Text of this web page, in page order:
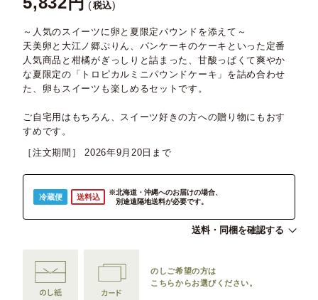
税込
～人気のスイーツに卵と夏限定パウンドを添えて～
天美卵と大江ノ郷ぷりん、パンケーキのケーキといった定番
人気商品と柑橘がぎっしりと詰まった、甘酸っぱくて爽やか
な夏限定の「トロピカルミニパウンドケーキ」を詰め合わせ
た、卵もスイーツも楽しめるセットです。
ご自宅用はもちろん、スイーツ好きの方への贈り物にもおす
すめです。
［注文期間］
2026年9月20日
冷蔵便 送料込
※北海道・沖縄へのお届けの場合、
別途遠隔地送料が必要です。
送料・同梱を確認する
のしご希望の方は
こちらからお選びください。